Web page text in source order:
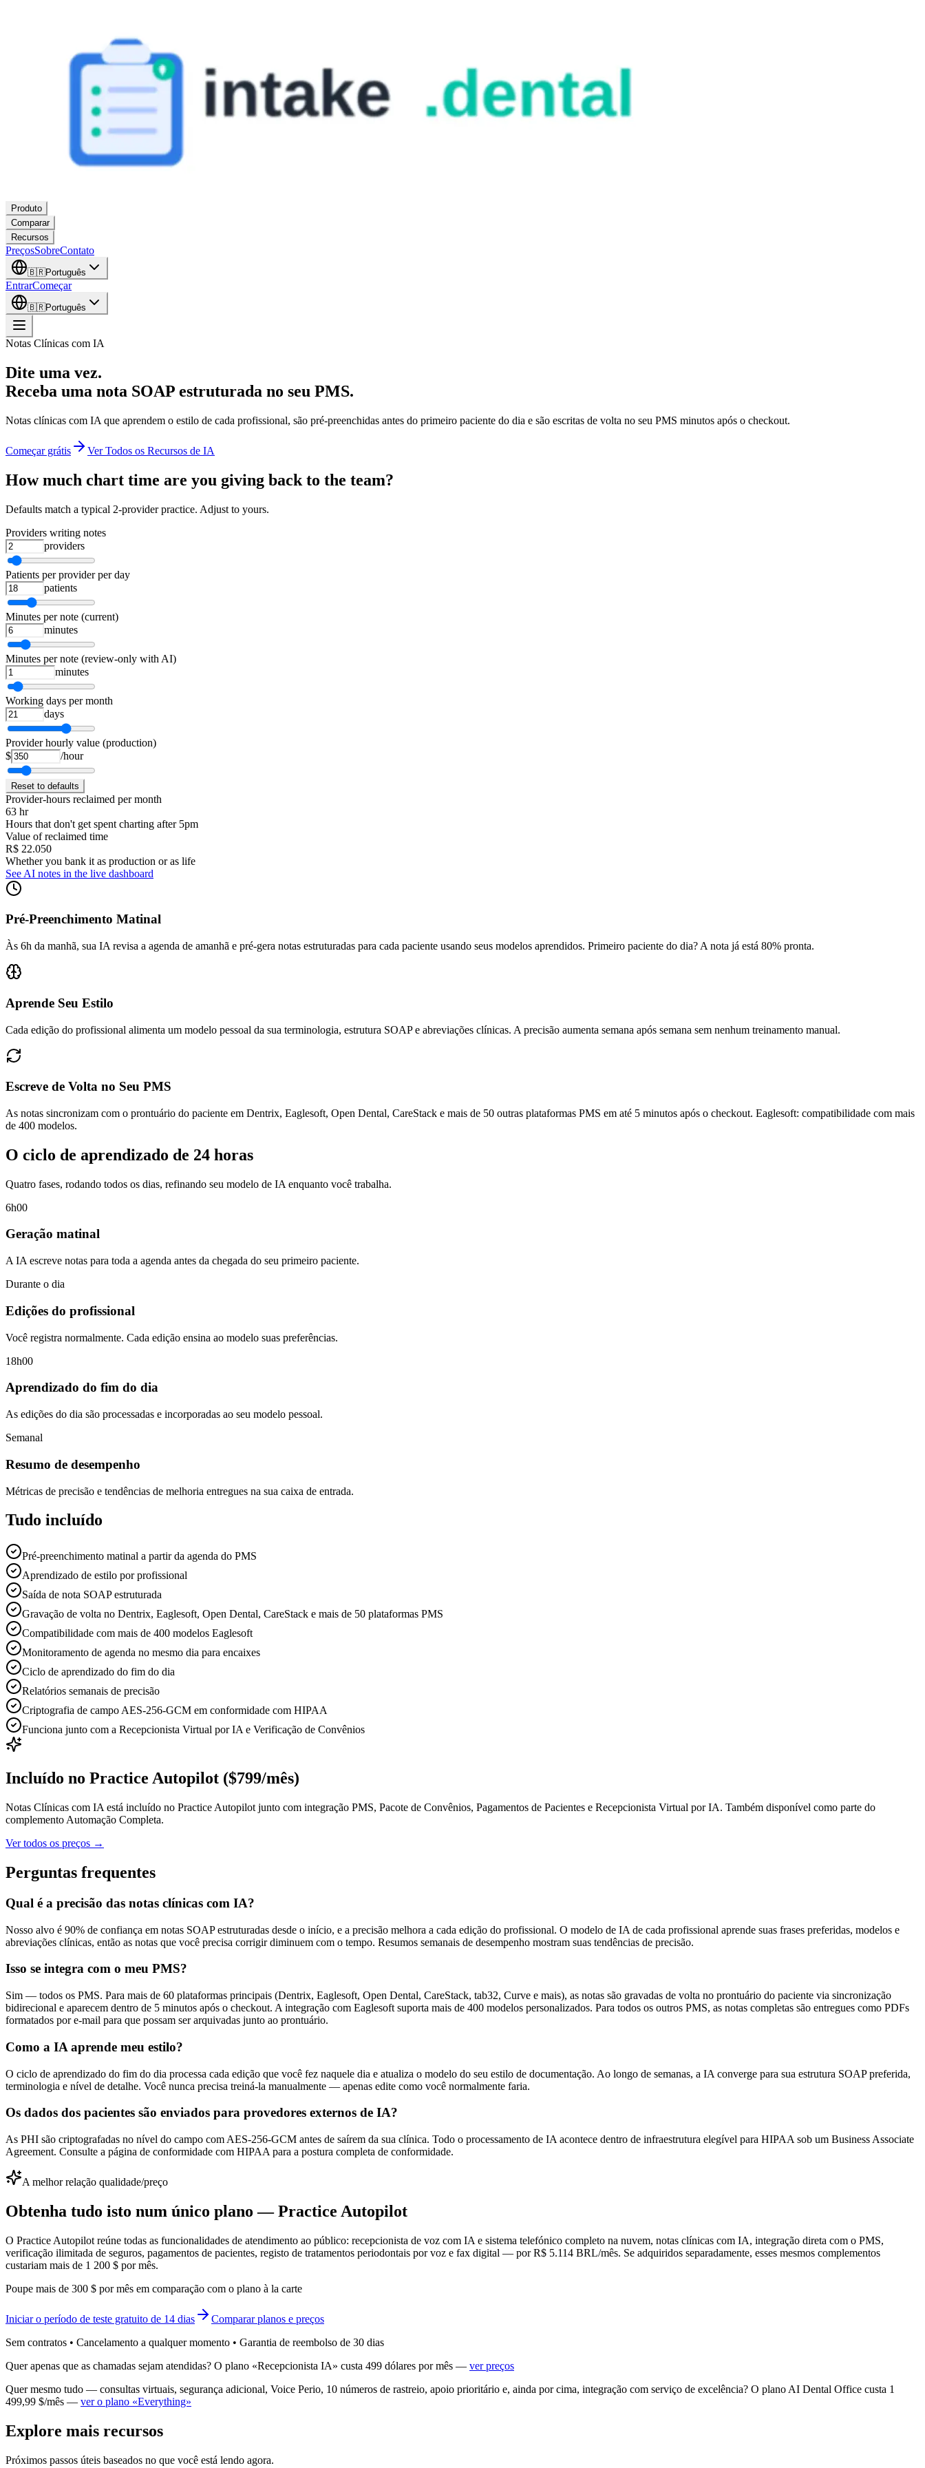
Produto
Comparar
Recursos
PreçosSobreContato
🇧🇷Português
EntrarComeçar
🇧🇷Português
Notas Clínicas com IA
Dite uma vez.
Receba uma nota SOAP estruturada no seu PMS.
Notas clínicas com IA que aprendem o estilo de cada profissional, são pré-preenchidas antes do primeiro paciente do dia e são escritas de volta no seu PMS minutos após o checkout.
Começar grátis Ver Todos os Recursos de IA
How much chart time are you giving back to the team?
Defaults match a typical 2-provider practice. Adjust to yours.
Providers writing notes
providers
Patients per provider per day
patients
Minutes per note (current)
minutes
Minutes per note (review-only with AI)
minutes
Working days per month
days
Provider hourly value (production)
$
/hour
Reset to defaults
Provider-hours reclaimed per month
63 hr
Hours that don't get spent charting after 5pm
Value of reclaimed time
R$ 22.050
Whether you bank it as production or as life
See AI notes in the live dashboard
Pré-Preenchimento Matinal
Às 6h da manhã, sua IA revisa a agenda de amanhã e pré-gera notas estruturadas para cada paciente usando seus modelos aprendidos. Primeiro paciente do dia? A nota já está 80% pronta.
Aprende Seu Estilo
Cada edição do profissional alimenta um modelo pessoal da sua terminologia, estrutura SOAP e abreviações clínicas. A precisão aumenta semana após semana sem nenhum treinamento manual.
Escreve de Volta no Seu PMS
As notas sincronizam com o prontuário do paciente em Dentrix, Eaglesoft, Open Dental, CareStack e mais de 50 outras plataformas PMS em até 5 minutos após o checkout. Eaglesoft: compatibilidade com mais
de 400 modelos.
O ciclo de aprendizado de 24 horas
Quatro fases, rodando todos os dias, refinando seu modelo de IA enquanto você trabalha.
6h00
Geração matinal
A IA escreve notas para toda a agenda antes da chegada do seu primeiro paciente.
Durante o dia
Edições do profissional
Você registra normalmente. Cada edição ensina ao modelo suas preferências.
18h00
Aprendizado do fim do dia
As edições do dia são processadas e incorporadas ao seu modelo pessoal.
Semanal
Resumo de desempenho
Métricas de precisão e tendências de melhoria entregues na sua caixa de entrada.
Tudo incluído
Pré-preenchimento matinal a partir da agenda do PMS
Aprendizado de estilo por profissional
Saída de nota SOAP estruturada
Gravação de volta no Dentrix, Eaglesoft, Open Dental, CareStack e mais de 50 plataformas PMS
Compatibilidade com mais de 400 modelos Eaglesoft
Monitoramento de agenda no mesmo dia para encaixes
Ciclo de aprendizado do fim do dia
Relatórios semanais de precisão
Criptografia de campo AES-256-GCM em conformidade com HIPAA
Funciona junto com a Recepcionista Virtual por IA e Verificação de Convênios
Incluído no Practice Autopilot ($799/mês)
Notas Clínicas com IA está incluído no Practice Autopilot junto com integração PMS, Pacote de Convênios, Pagamentos de Pacientes e Recepcionista Virtual por IA. Também disponível como parte do
complemento Automação Completa.
Ver todos os preços →
Perguntas frequentes
Qual é a precisão das notas clínicas com IA?
Nosso alvo é 90% de confiança em notas SOAP estruturadas desde o início, e a precisão melhora a cada edição do profissional. O modelo de IA de cada profissional aprende suas frases preferidas, modelos e
abreviações clínicas, então as notas que você precisa corrigir diminuem com o tempo. Resumos semanais de desempenho mostram suas tendências de precisão.
Isso se integra com o meu PMS?
Sim — todos os PMS. Para mais de 60 plataformas principais (Dentrix, Eaglesoft, Open Dental, CareStack, tab32, Curve e mais), as notas são gravadas de volta no prontuário do paciente via sincronização
bidirecional e aparecem dentro de 5 minutos após o checkout. A integração com Eaglesoft suporta mais de 400 modelos personalizados. Para todos os outros PMS, as notas completas são entregues como PDFs
formatados por e-mail para que possam ser arquivadas junto ao prontuário.
Como a IA aprende meu estilo?
O ciclo de aprendizado do fim do dia processa cada edição que você fez naquele dia e atualiza o modelo do seu estilo de documentação. Ao longo de semanas, a IA converge para sua estrutura SOAP preferida,
terminologia e nível de detalhe. Você nunca precisa treiná-la manualmente — apenas edite como você normalmente faria.
Os dados dos pacientes são enviados para provedores externos de IA?
As PHI são criptografadas no nível do campo com AES-256-GCM antes de saírem da sua clínica. Todo o processamento de IA acontece dentro de infraestrutura elegível para HIPAA sob um Business Associate
Agreement. Consulte a página de conformidade com HIPAA para a postura completa de conformidade.
A melhor relação qualidade/preço
Obtenha tudo isto num único plano — Practice Autopilot
O Practice Autopilot reúne todas as funcionalidades de atendimento ao público: recepcionista de voz com IA e sistema telefónico completo na nuvem, notas clínicas com IA, integração direta com o PMS,
verificação ilimitada de seguros, pagamentos de pacientes, registo de tratamentos periodontais por voz e fax digital — por R$ 5.114 BRL/mês. Se adquiridos separadamente, esses mesmos complementos
custariam mais de 1 200 $ por mês.
Poupe mais de 300 $ por mês em comparação com o plano à la carte
Iniciar o período de teste gratuito de 14 dias
Comparar planos e preços
Sem contratos • Cancelamento a qualquer momento • Garantia de reembolso de 30 dias
Quer apenas que as chamadas sejam atendidas? O plano «Recepcionista IA» custa 499 dólares por mês — ver preços
Quer mesmo tudo — consultas virtuais, segurança adicional, Voice Perio, 10 números de rastreio, apoio prioritário e, ainda por cima, integração com serviço de excelência? O plano AI Dental Office custa 1
499,99 $/mês — ver o plano «Everything»
Explore mais recursos
Próximos passos úteis baseados no que você está lendo agora.